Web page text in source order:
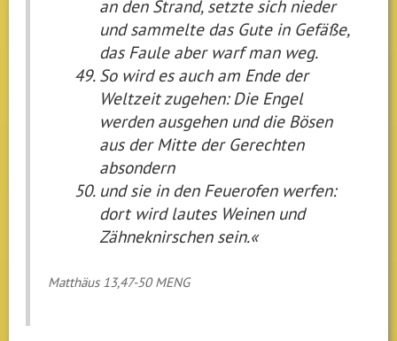
an den Strand, setzte sich nieder
und sammelte das Gute in Gefäße,
das Faule aber warf man weg.
So wird es auch am Ende der
Weltzeit zugehen: Die Engel
werden ausgehen und die Bösen
aus der Mitte der Gerechten
absondern
und sie in den Feuerofen werfen:
dort wird lautes Weinen und
Zähneknirschen sein.«
Matthäus 13,47-50 MENG